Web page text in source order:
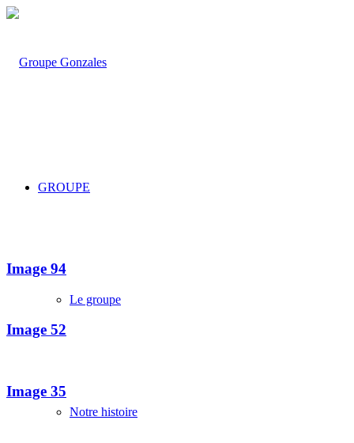
GROUPE
Le groupe
Notre histoire
Image 94
Image 52
Image 35